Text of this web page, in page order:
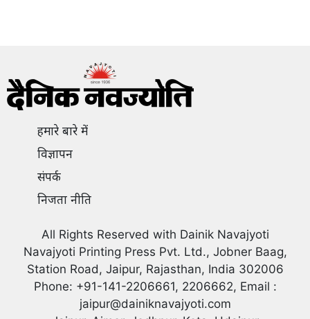
हमारे बारे में
विज्ञापन
संपर्क
निजता नीति
All Rights Reserved with Dainik Navajyoti
Navajyoti Printing Press Pvt. Ltd., Jobner Baag,
Station Road, Jaipur, Rajasthan, India 302006
Phone: +91-141-2206661, 2206662, Email :
jaipur@dainiknavajyoti.com